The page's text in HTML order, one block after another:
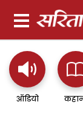
ऑडियो